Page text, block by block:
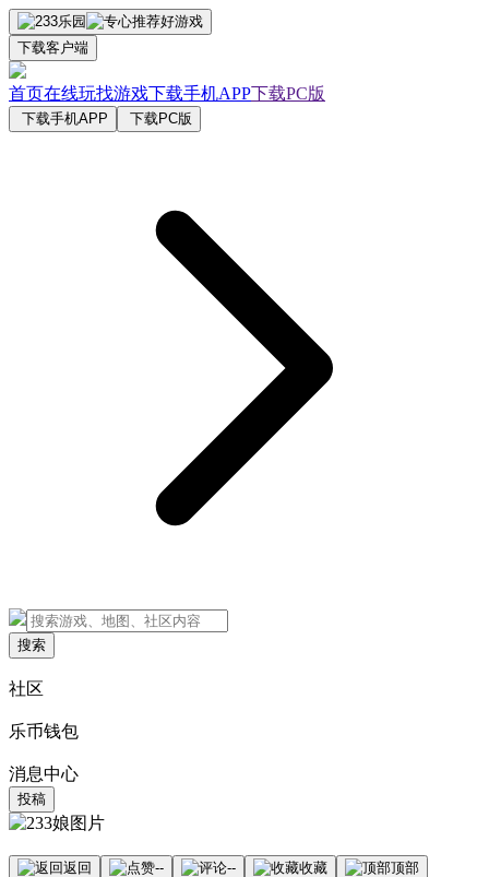
下载客户端
首页在线玩找游戏下载手机APP下载PC版
下载手机APP 下载PC版
搜索
社区
乐币钱包
消息中心
投稿
返回 -- -- 收藏 顶部